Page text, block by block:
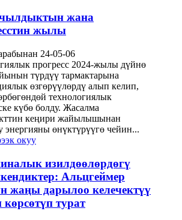
жана
жылы
24-05-06
прогресс 2024-жылы дүйнө
түрдүү тармактарына
өзгөрүүлөрдү алып келип,
технологиялык
күбө болду. Жасалма
кеңири жайылышынан
энергияны өнүктүрүүгө чейин...
окуу
изилдөөлөрдөгү
Альцгеймер
жаңы дарылоо келечектүү
көрсөтүп турат